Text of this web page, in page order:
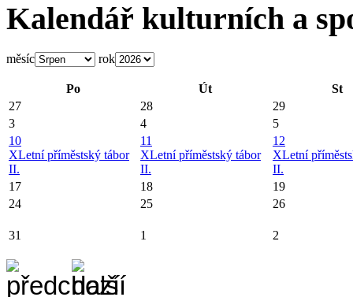
Kalendář kulturních a
měsíc rok
Po Út
St
27
28
29
3
4
5
10
XLetní příměstský tábor
II.
11
XLetní příměstský tábor
II.
12
XLetní
II.
17
18
19
24
25 26
31 1 2